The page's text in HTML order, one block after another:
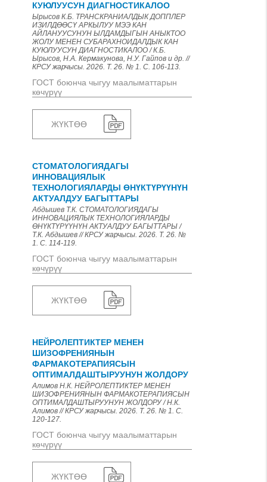
КУЮЛУУСУН ДИАГНОСТИКАЛОО
Ырысов К.Б. ТРАНСКРАНИАЛДЫК ДОППЛЕР
ИЗИЛДӨӨСҮ АРКЫЛУУ МЭЭ КАН
АЙЛАНУУСУНУН ЫЛДАМДЫГЫН АНЫКТОО
ЖОЛУ МЕНЕН СУБАРАХНОИДАЛДЫК КАН
КУЮЛУУСУН ДИАГНОСТИКАЛОО / К.Б.
Ырысов, Н.А. Кермакунова, Н.У. Гайпов и др. //
КРСУ жарчысы. 2026. Т. 26. № 1. С. 106-113.
ГОСТ боюнча чыгуу маалыматтарын
көчүрүү
ЖҮКТӨӨ
СТОМАТОЛОГИЯДАГЫ
ИННОВАЦИЯЛЫК
ТЕХНОЛОГИЯЛАРДЫ ӨНҮКТҮРҮҮНҮН
АКТУАЛДУУ БАГЫТТАРЫ
Абдышев Т.К. СТОМАТОЛОГИЯДАГЫ
ИННОВАЦИЯЛЫК ТЕХНОЛОГИЯЛАРДЫ
ӨНҮКТҮРҮҮНҮН АКТУАЛДУУ БАГЫТТАРЫ /
Т.К. Абдышев // КРСУ жарчысы. 2026. Т. 26. №
1. С. 114-119.
ГОСТ боюнча чыгуу маалыматтарын
көчүрүү
ЖҮКТӨӨ
НЕЙРОЛЕПТИКТЕР МЕНЕН
ШИЗОФРЕНИЯНЫН
ФАРМАКОТЕРАПИЯСЫН
ОПТИМАЛДАШТЫРУУНУН ЖОЛДОРУ
Алимов Н.К. НЕЙРОЛЕПТИКТЕР МЕНЕН
ШИЗОФРЕНИЯНЫН ФАРМАКОТЕРАПИЯСЫН
ОПТИМАЛДАШТЫРУУНУН ЖОЛДОРУ / Н.К.
Алимов // КРСУ жарчысы. 2026. Т. 26. № 1. С.
120-127.
ГОСТ боюнча чыгуу маалыматтарын
көчүрүү
ЖҮКТӨӨ